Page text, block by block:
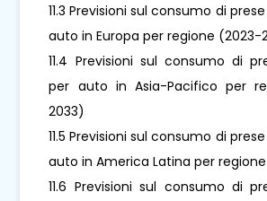
11.3 Previsioni sul consumo di
auto in Europa per regione (2023-
11.4 Previsioni sul consumo di
per auto in Asia-Pacifico per
2033)
11.5 Previsioni sul consumo di
auto in America Latina per
11.6 Previsioni sul consumo di